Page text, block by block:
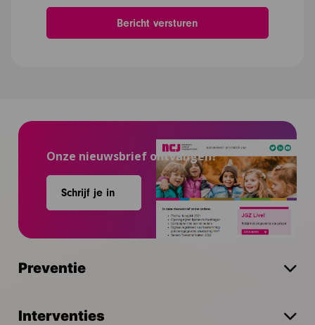
Onze nieuwsbrief ontvangen?
Schrijf je in
Preventie
Interventies